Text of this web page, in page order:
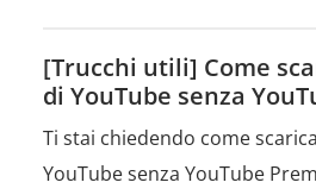
[Trucchi utili] Come
di YouTube senza
Ti stai chiedendo come
YouTube senza YouTube